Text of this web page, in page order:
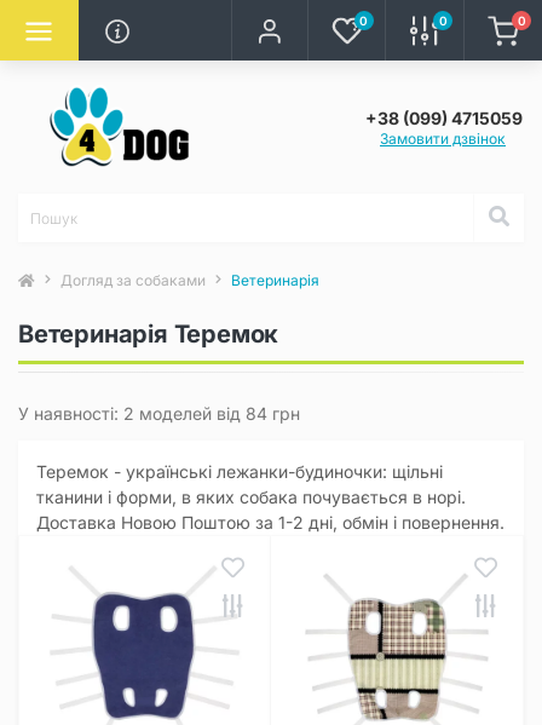
0 0 0
+38 (099) 4715059
Замовити дзвінок
Догляд за собаками Ветеринарія
Ветеринарія Теремок
У наявності: 2 моделей від 84 грн
Теремок - українські лежанки-будиночки: щільні
тканини і форми, в яких собака почувається в норі.
Доставка Новою Поштою за 1-2 дні, обмін і повернення.